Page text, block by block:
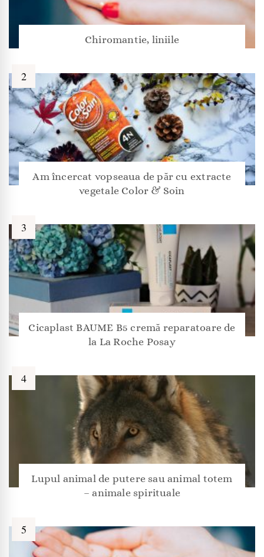
Chiromantie, liniile
Am încercat vopseaua de păr cu extracte
vegetale Color & Soin
Cicaplast BAUME B5 cremă reparatoare de
la La Roche Posay
Lupul animal de putere sau animal totem
– animale spirituale